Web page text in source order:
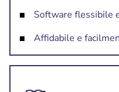
Software flessibile
Affidabile e